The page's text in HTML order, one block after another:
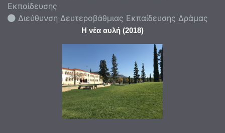
Εκπαίδευσης
Διεύθυνση Δευτεροβάθμιας Εκπαίδευσης Δράμας
Η νέα αυλή (2018)